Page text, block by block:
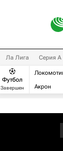
Ла Лига Серия А
Футбол
Завершен
Акрон